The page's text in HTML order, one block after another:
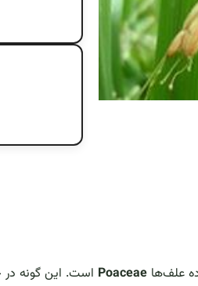
علف‌ها Poaceae است. این گونه